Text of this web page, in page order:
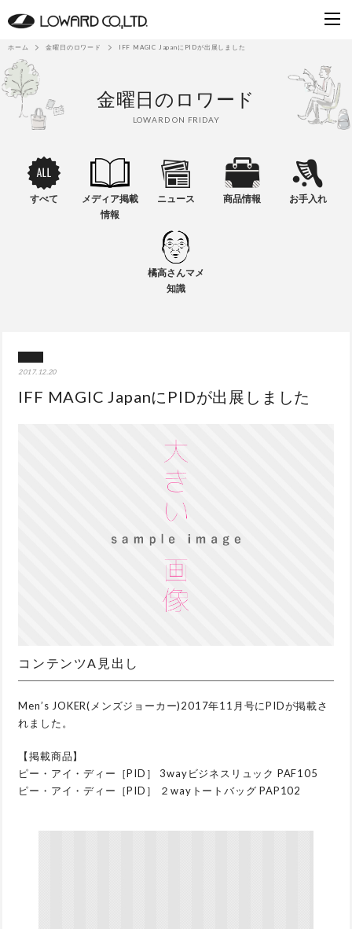
ホーム 金曜日のロワード IFF MAGIC JapanにPIDが出展しました
金曜日のロワード
LOWARD ON FRIDAY
すべて
メディア掲載
情報
ニュース 商品情報 お手入れ
橘高さんマメ
知識
2017.12.20
IFF MAGIC JapanにPIDが出展しました
コンテンツA見出し
Men’s JOKER(メンズジョーカー)2017年11月号にPIDが掲載さ
れました。
【掲載商品】
ピー・アイ・ディー［PID］ 3wayビジネスリュック PAF105
ピー・アイ・ディー［PID］ ２wayトートバッグ PAP102